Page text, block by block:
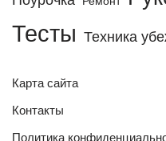
Тесты Техника
Карта сайта
Контакты
Политика